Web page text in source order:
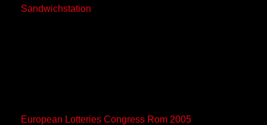
Sandwichstation
European Lotteries Congress Rom 2005